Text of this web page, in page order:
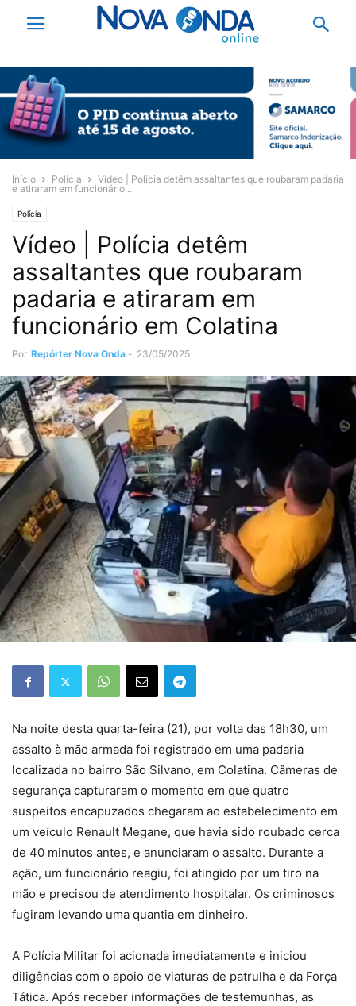
Início Polícia
Vídeo | Polícia detêm assaltantes que roubaram padaria
e atiraram em funcionário...
Polícia
Vídeo | Polícia detêm
assaltantes que roubaram
padaria e atiraram em
funcionário em Colatina
Por Repórter Nova Onda - 23/05/2025
Na noite desta quarta-feira (21), por volta das 18h30, um
assalto à mão armada foi registrado em uma padaria
localizada no bairro São Silvano, em Colatina. Câmeras de
segurança capturaram o momento em que quatro
suspeitos encapuzados chegaram ao estabelecimento em
um veículo Renault Megane, que havia sido roubado cerca
de 40 minutos antes, e anunciaram o assalto. Durante a
ação, um funcionário reagiu, foi atingido por um tiro na
mão e precisou de atendimento hospitalar. Os criminosos
fugiram levando uma quantia em dinheiro.
A Polícia Militar foi acionada imediatamente e iniciou
diligências com o apoio de viaturas de patrulha e da Força
Tática. Após receber informações de testemunhas, as